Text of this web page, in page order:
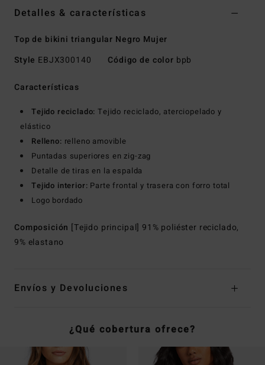
Detalles & características
Top de bikini triangular Negro Mujer
Style EBJX300140 Código de color bpb
Características
Tejido reciclado:Tejido reciclado, aterciopelado y
elástico
Relleno: relleno amovible
Puntadas superiores en zig-zag
Detalle de tiras en la espalda
Tejido interior: Parte frontal y trasera con forro total
Logo bordado
Composición [Tejido principal] 91% poliéster reciclado,
9% elastano
Envíos y Devoluciones
¿Qué cobertura ofrece?